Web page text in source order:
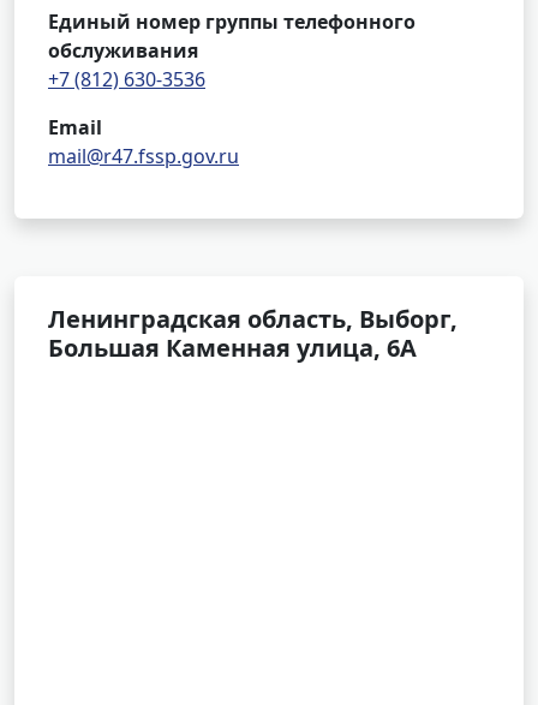
Единый номер группы телефонного
обслуживания
+7 (812) 630-3536
Email
mail@r47.fssp.gov.ru
Ленинградская область, Выборг,
Большая Каменная улица, 6А